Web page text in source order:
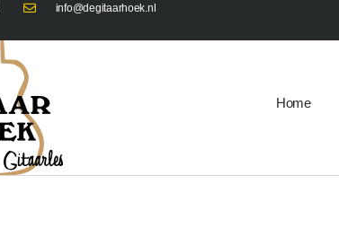
info@degitaarhoek.nl
Home